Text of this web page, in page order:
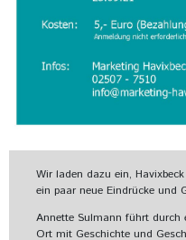
Wir laden dazu ein,
ein paar neue Eindrücke und
Annette Sulmann führt durch
Ort mit Geschichte und